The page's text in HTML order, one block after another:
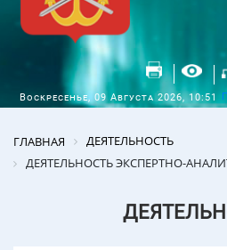
Воскресенье, 09 Августа 2026, 10:51
ГЛАВНАЯ
ДЕЯТЕЛЬНОСТЬ
ДЕЯТЕЛЬНОСТЬ ЭКСПЕРТНО-